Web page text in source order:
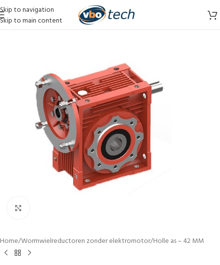
Skip to navigation
Skip to main content
Home/Wormwielreductoren zonder elektromotor/Holle as – 42 MM